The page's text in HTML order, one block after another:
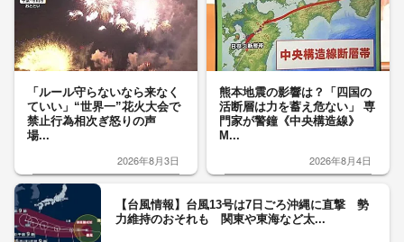
「ルール守らないなら来なく
ていい」“世界一”花火大会で
禁止行為相次ぎ怒りの声
場...
2026年8月3日
熊本地震の影響は？「四国の
活断層は力を蓄え危ない」 専
門家が警鐘《中央構造線》
M...
2026年8月4日
【台風情報】台風13号は7日ごろ沖縄に直撃 勢
力維持のおそれも 関東や東海など太...